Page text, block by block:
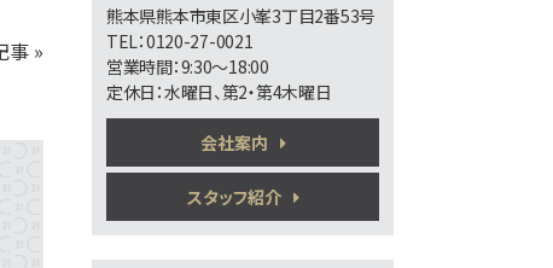
事 »
2ＬＤＫ
熊本市電健軍電停から車
山ノ内小学校まで約200ｍ、東陵高校まで
約300…
2,750万円
3ＬＤＫ
肥後大津駅
〇3LDKのゆとり間取り！〇2014年築で新
生活…
熊本県熊本市東区小峯3丁目2番53号
TEL：0120-27-0021
営業時間：9:30～18:00
定休日：水曜日、第2・第4木曜日
会社案内
スタッフ紹介